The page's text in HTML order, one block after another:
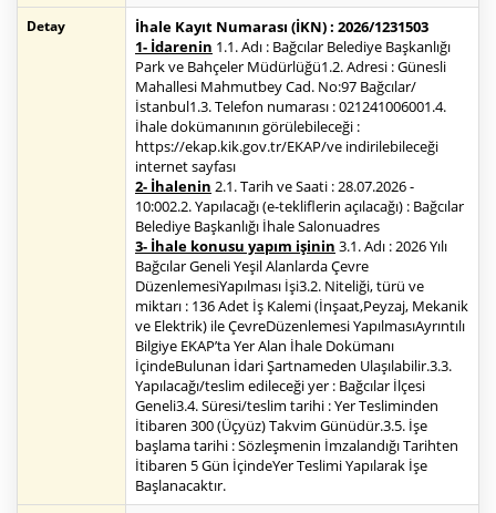
Detay
İhale Kayıt Numarası (İKN) : 2026/1231503
1- İdarenin 1.1. Adı : Bağcılar Belediye Başkanlığı
Park ve Bahçeler Müdürlüğü1.2. Adresi : Günesli
Mahallesi Mahmutbey Cad. No:97 Bağcılar/
İstanbul1.3. Telefon numarası : 021241006001.4.
İhale dokümanının görülebileceği :
https://ekap.kik.gov.tr/EKAP/ve indirilebileceği
internet sayfası
2- İhalenin 2.1. Tarih ve Saati : 28.07.2026 -
10:002.2. Yapılacağı (e-tekliflerin açılacağı) : Bağcılar
Belediye Başkanlığı İhale Salonuadres
3- İhale konusu yapım işinin 3.1. Adı : 2026 Yılı
Bağcılar Geneli Yeşil Alanlarda Çevre
DüzenlemesiYapılması İşi3.2. Niteliği, türü ve
miktarı : 136 Adet İş Kalemi (İnşaat,Peyzaj, Mekanik
ve Elektrik) ile ÇevreDüzenlemesi YapılmasıAyrıntılı
Bilgiye EKAP’ta Yer Alan İhale Dokümanı
İçindeBulunan İdari Şartnameden Ulaşılabilir.3.3.
Yapılacağı/teslim edileceği yer : Bağcılar İlçesi
Geneli3.4. Süresi/teslim tarihi : Yer Tesliminden
İtibaren 300 (Üçyüz) Takvim Günüdür.3.5. İşe
başlama tarihi : Sözleşmenin İmzalandığı Tarihten
İtibaren 5 Gün İçindeYer Teslimi Yapılarak İşe
Başlanacaktır.